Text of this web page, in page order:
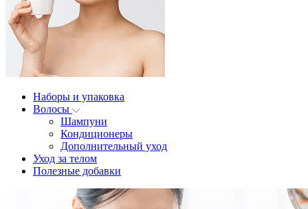
Наборы и упаковка
Волосы
Шампуни
Кондиционеры
Дополнительный уход
Уход за телом
Полезные добавки